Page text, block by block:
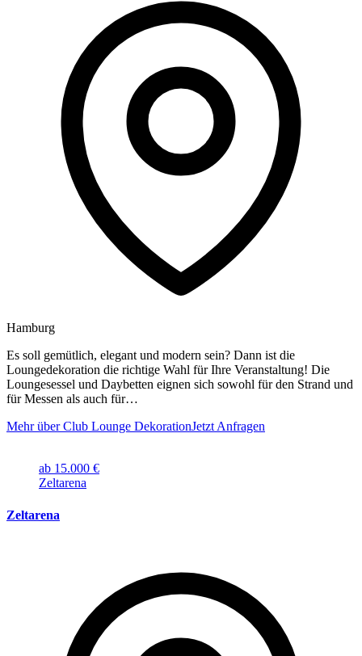
Hamburg
Es soll gemütlich, elegant und modern sein? Dann ist die
Loungedekoration die richtige Wahl für Ihre Veranstaltung! Die
Loungesessel und Daybetten eignen sich sowohl für den Strand und
für Messen als auch für…
Mehr über Club Lounge DekorationJetzt Anfragen
ab 15.000 €
Zeltarena
Zeltarena